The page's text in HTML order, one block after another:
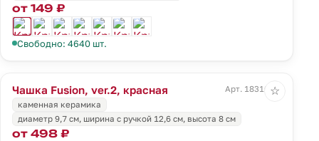
от 149 ₽
Свободно: 4640 шт.
Чашка Fusion, ver.2, красная
Арт. 18310.50
каменная керамика
диаметр 9,7 см, ширина с ручкой 12,6 см, высота 8 см
от 498 ₽
☆